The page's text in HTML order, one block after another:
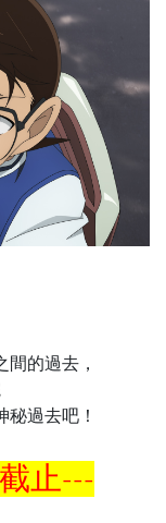
的過去，
秘過去吧！
止---